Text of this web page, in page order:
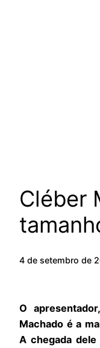
Cléber
4 de setembro de
O
Machado é a
A chegada